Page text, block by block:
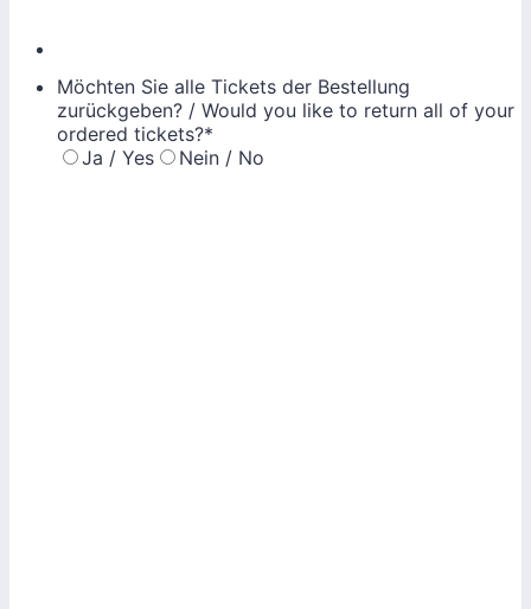
Möchten Sie alle Tickets der Bestellung
zurückgeben? / Would you like to return all of your
ordered tickets?*
Ja / Yes
Nein / No